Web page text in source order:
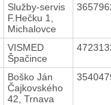
Služby-servis
F.Hečku 1,
Michalovce
VISMED
Špačince
Boško Ján
Čajkovského
42, Trnava